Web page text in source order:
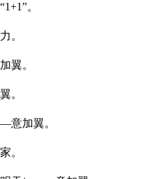
。
。
翼。
。
意加翼。
。